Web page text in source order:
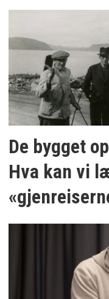
De bygget
Hva kan vi